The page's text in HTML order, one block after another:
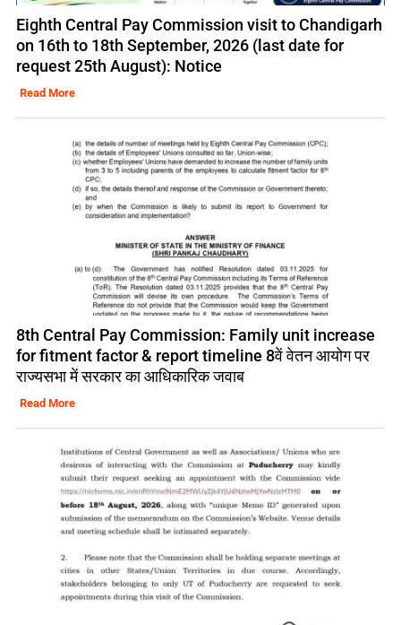
Eighth Central Pay Commission visit to Chandigarh
on 16th to 18th September, 2026 (last date for
request 25th August): Notice
Read More
8th Central Pay Commission: Family unit increase
for fitment factor & report timeline 8वें वेतन आयोग पर
राज्यसभा में सरकार का आधिकारिक जवाब
Read More